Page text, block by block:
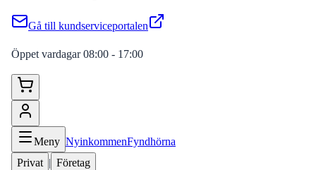
Gå till kundserviceportalen
Öppet vardagar 08:00 - 17:00
Meny NyinkommenFyndhörna
Privat | Företag